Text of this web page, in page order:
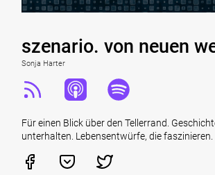
szenario. von neuen
Sonja Harter
Für einen Blick über den Tellerrand.
unterhalten. Lebensentwürfe, die faszinieren.